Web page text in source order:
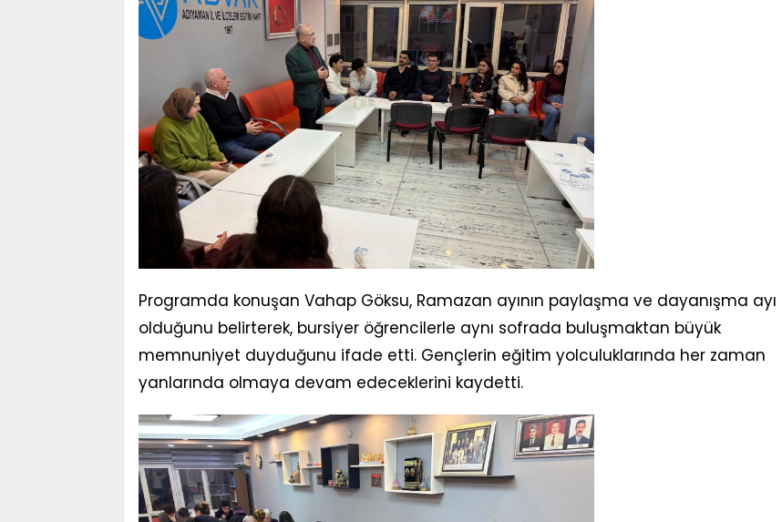
Programda konuşan Vahap Göksu, Ramazan ayının paylaşma ve dayanışma ayı
olduğunu belirterek, bursiyer öğrencilerle aynı sofrada buluşmaktan büyük
memnuniyet duyduğunu ifade etti. Gençlerin eğitim yolculuklarında her zaman
yanlarında olmaya devam edeceklerini kaydetti.